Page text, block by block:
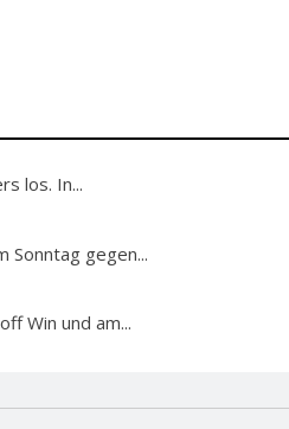
los. In...
Sonntag gegen...
Win und am...